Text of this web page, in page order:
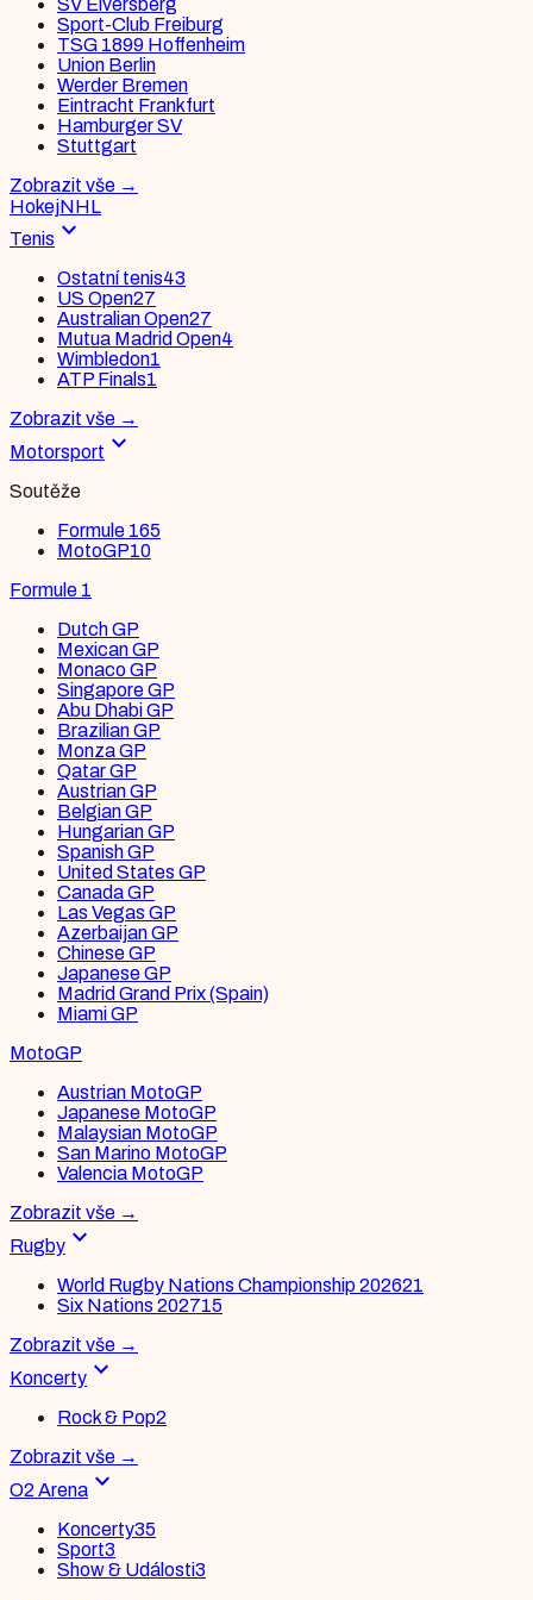
SV Elversberg
Sport-Club Freiburg
TSG 1899 Hoffenheim
Union Berlin
Werder Bremen
Eintracht Frankfurt
Hamburger SV
Stuttgart
Zobrazit vše →
HokejNHL
Tenis expand_more
Ostatní tenis43
US Open27
Australian Open27
Mutua Madrid Open4
Wimbledon1
ATP Finals1
Zobrazit vše →
Motorsport expand_more
Soutěže
Formule 165
MotoGP10
Formule 1
Dutch GP
Mexican GP
Monaco GP
Singapore GP
Abu Dhabi GP
Brazilian GP
Monza GP
Qatar GP
Austrian GP
Belgian GP
Hungarian GP
Spanish GP
United States GP
Canada GP
Las Vegas GP
Azerbaijan GP
Chinese GP
Japanese GP
Madrid Grand Prix (Spain)
Miami GP
MotoGP
Austrian MotoGP
Japanese MotoGP
Malaysian MotoGP
San Marino MotoGP
Valencia MotoGP
Zobrazit vše →
Rugby expand_more
World Rugby Nations Championship 202621
Six Nations 202715
Zobrazit vše →
Koncerty expand_more
Rock & Pop2
Zobrazit vše →
O2 Arena expand_more
Koncerty35
Sport3
Show & Události3